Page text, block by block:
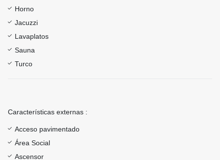
Horno
Jacuzzi
Lavaplatos
Sauna
Turco
Características externas :
Acceso pavimentado
Área Social
Ascensor